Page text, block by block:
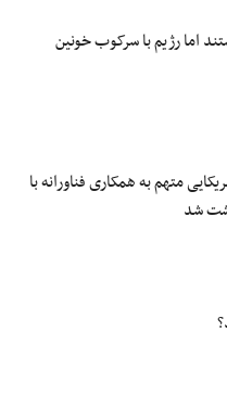
اما رژیم با سرکوب خونین
متهم به همکاری فناورانه با
شد